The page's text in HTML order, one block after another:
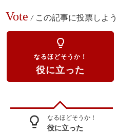
Vote / この記事に投票しよう
lightbulb_outline
なるほどそうか！
役に立った
lightbulb_outline なるほどそうか！
役に立った